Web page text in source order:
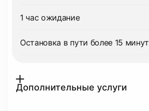
1 час ожидание
Остановка в пути более 15 минут
Дополнительные услуги